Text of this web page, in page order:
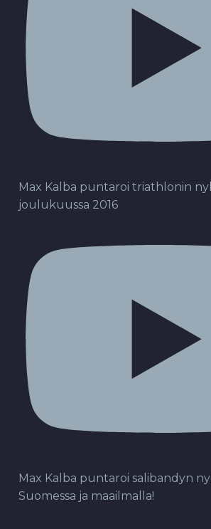
Max Kalba puntaroi triathlonin
joulukuussa 2016
Max Kalba puntaroi salibandyn
Suomessa ja maailmalla!